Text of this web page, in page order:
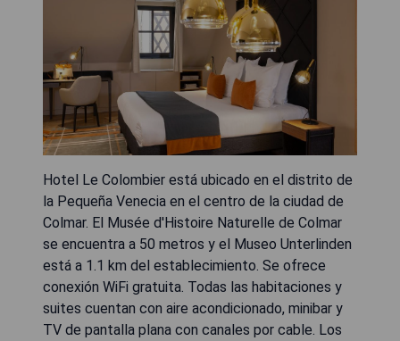
Hotel Le Colombier está ubicado en el distrito de
la Pequeña Venecia en el centro de la ciudad de
Colmar. El Musée d'Histoire Naturelle de Colmar
se encuentra a 50 metros y el Museo Unterlinden
está a 1.1 km del establecimiento. Se ofrece
conexión WiFi gratuita. Todas las habitaciones y
suites cuentan con aire acondicionado, minibar y
TV de pantalla plana con canales por cable. Los